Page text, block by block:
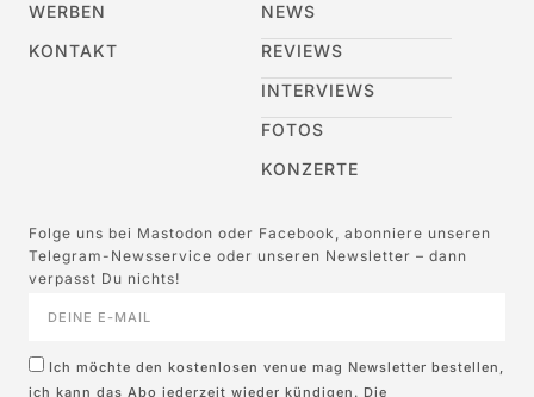
WERBEN
KONTAKT
NEWS
REVIEWS
INTERVIEWS
FOTOS
KONZERTE
Folge uns bei Mastodon oder Facebook, abonniere unseren
Telegram-Newsservice oder unseren Newsletter – dann
verpasst Du nichts!
Ich möchte den kostenlosen venue mag Newsletter bestellen,
ich kann das Abo jederzeit wieder kündigen. Die